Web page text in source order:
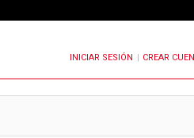
COMENTARIOSINICIAR SESIÓN CREAR